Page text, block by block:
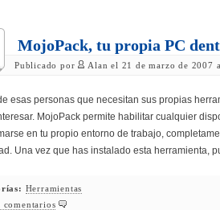
MojoPack, tu propia PC
Publicado por Alan el 21 de marzo de 2007
esas personas que necesitan sus propias
MojoPack permite habilitar cualquier
en tu propio entorno de trabajo,
Una vez que has instalado esta herramienta,
Herramientas
comentarios